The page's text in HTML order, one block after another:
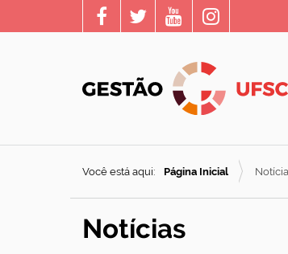
Você está aqui: Página Inicial
Notícias